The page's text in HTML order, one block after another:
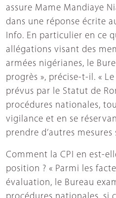
assure Mame Mandiaye
dans une réponse écrite
Info. En particulier en ce
allégations visant des
armées nigérianes, le
progrès », précise-t-il. «
prévus par le Statut de
procédures nationales,
vigilance et en se
prendre d’autres mesures
Comment la CPI en est-
position ? « Parmi les
évaluation, le Bureau